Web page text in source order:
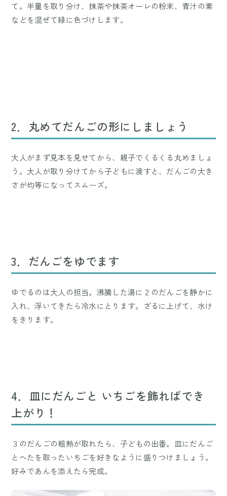
て。半量を取り分け、抹茶や抹茶オーレの粉末、青汁の素
などを混ぜて緑に色づけします。
2．丸めてだんごの形にしましょう
大人がまず見本を見せてから、親子でくるくる丸めましょ
う。大人が取り分けてから子どもに渡すと、だんごの大き
さが均等になってスムーズ。
3．だんごをゆでます
ゆでるのは大人の担当。沸騰した湯に２のだんごを静かに
入れ、浮いてきたら冷水にとります。ざるに上げて、水け
をきります。
4．皿にだんごと いちごを飾ればでき
上がり！
３のだんごの粗熱が取れたら、子どもの出番。皿にだんご
とへたを取ったいちごを好きなように盛りつけましょう。
好みであんを添えたら完成。